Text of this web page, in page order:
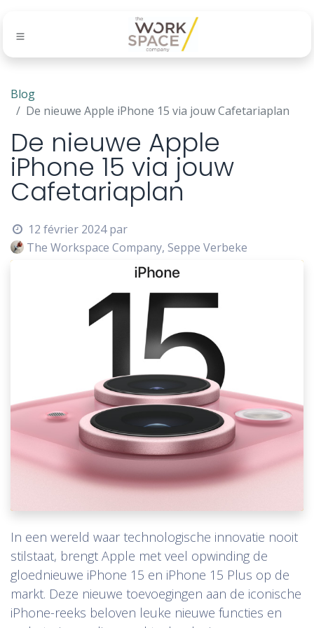
Blog
De nieuwe Apple iPhone 15 via jouw Cafetariaplan
De nieuwe Apple
iPhone 15 via jouw
Cafetariaplan
12 février 2024 par
The Workspace Company, Seppe Verbeke
In een wereld waar technologische innovatie nooit
stilstaat, brengt Apple met veel opwinding de
gloednieuwe iPhone 15 en iPhone 15 Plus op de
markt. Deze nieuwe toevoegingen aan de iconische
iPhone-reeks beloven leuke nieuwe functies en